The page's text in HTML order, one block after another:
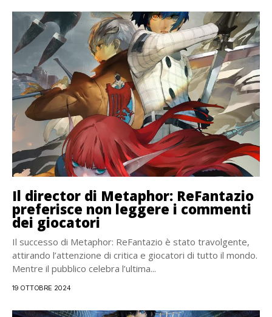
Il director di Metaphor: ReFantazio
preferisce non leggere i commenti
dei giocatori
Il successo di Metaphor: ReFantazio è stato travolgente,
attirando l’attenzione di critica e giocatori di tutto il mondo.
Mentre il pubblico celebra l’ultima...
19 OTTOBRE 2024